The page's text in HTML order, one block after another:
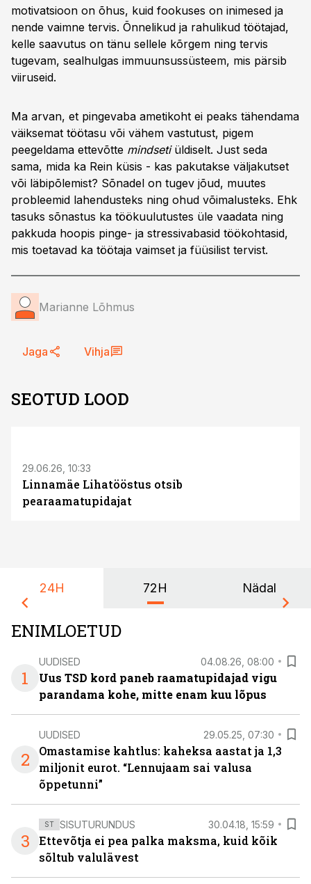
motivatsioon on õhus, kuid fookuses on inimesed ja
nende vaimne tervis. Õnnelikud ja rahulikud töötajad,
kelle saavutus on tänu sellele kõrgem ning tervis
tugevam, sealhulgas immuunsussüsteem, mis pärsib
viiruseid.
Ma arvan, et pingevaba ametikoht ei peaks tähendama
väiksemat töötasu või vähem vastutust, pigem
peegeldama ettevõtte mindsetiüldiselt. Just seda
sama, mida ka Rein küsis - kas pakutakse väljakutset
või läbipõlemist? Sõnadel on tugev jõud, muutes
probleemid lahendusteks ning ohud võimalusteks. Ehk
tasuks sõnastus ka töökuulutustes üle vaadata ning
pakkuda hoopis pinge- ja stressivabasid töökohtasid,
mis toetavad ka töötaja vaimset ja füüsilist tervist.
Marianne Lõhmus
Jaga Vihja
SEOTUD LOOD
29.06.26, 10:33
Linnamäe Lihatööstus otsib
pearaamatupidajat
24H 72H Nädal
ENIMLOETUD
1
UUDISED 04.08.26, 08:00
Uus TSD kord paneb raamatupidajad vigu
parandama kohe, mitte enam kuu lõpus
2
UUDISED 29.05.25, 07:30
Omastamise kahtlus: kaheksa aastat ja 1,3
miljonit eurot. “Lennujaam sai valusa
õppetunni”
3
ST SISUTURUNDUS 30.04.18, 15:59
Ettevõtja ei pea palka maksma, kuid kõik
sõltub valulävest